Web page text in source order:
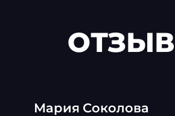
Мария Соколова